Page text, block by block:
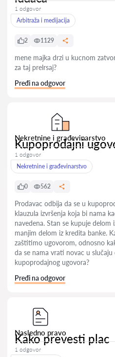
1 odgovor
Arbitraža i medijacija
2 1129
mene majka drzi u kucnom
za taj prelrsaj?
Pređi na odgovor
Nekretnine i građevinarstvo
Kupoprodajni
1 odgovor
Nekretnine i građevinarstvo
0 562
Prodavac odbija da se u
klauzula izvršenja koja bi nama
navedena. Stan se kupuje delom
manjim delom iz kredita banke.
zaštitimo ugovorom, odnosno
da se nama vrati novac u
kupoprodajnog ugovora?
Pređi na odgovor
Nasledno pravo
Kako prevesti plac
1 odgovor